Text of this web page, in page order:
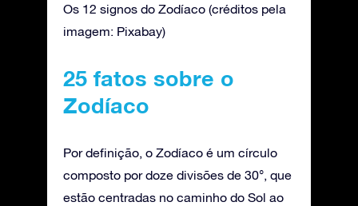
Os 12 signos do Zodíaco (créditos pela
imagem: Pixabay)
25 fatos sobre o
Zodíaco
Por definição, o Zodíaco é um círculo
composto por doze divisões de 30°, que
estão centradas no caminho do Sol ao